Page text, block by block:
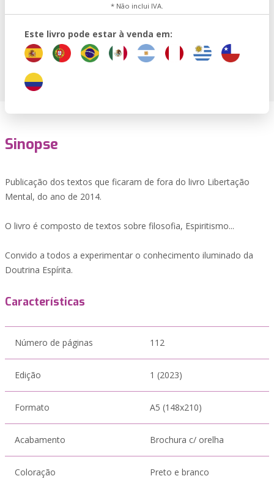
* Não inclui IVA.
Este livro pode estar à venda em:
Sinopse
Publicação dos textos que ficaram de fora do livro Libertação
Mental, do ano de 2014.
O livro é composto de textos sobre filosofia, Espiritismo...
Convido a todos a experimentar o conhecimento iluminado da
Doutrina Espírita.
Características
Número de páginas 112
Edição 1 (2023)
Formato A5 (148x210)
Acabamento Brochura c/ orelha
Coloração Preto e branco